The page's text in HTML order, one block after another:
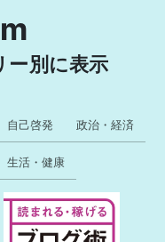
ー別に表示
自己啓発 政治・経済
生活・健康